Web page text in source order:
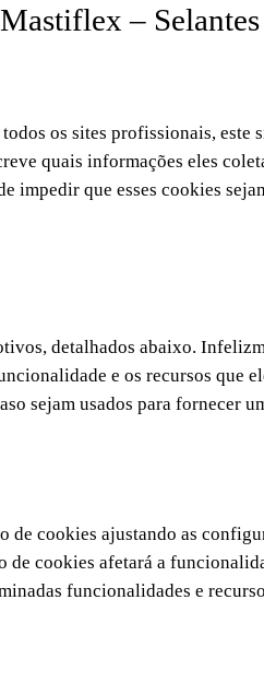
– Selantes
os sites profissionais,
quais informações eles
impedir que esses cookies
detalhados abaixo.
e os recursos que
sejam usados ​​para fornecer
de cookies ajustando as
de cookies afetará a
funcionalidades e